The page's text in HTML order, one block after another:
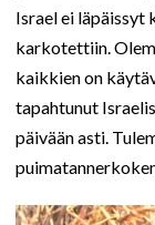
Israel ei
karkotettiin.
kaikkien on
tapahtunut
päivään asti.